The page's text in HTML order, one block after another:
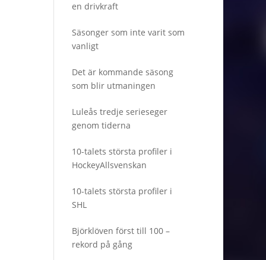
en drivkraft
Säsonger som inte varit som
vanligt
Det är kommande säsong
som blir utmaningen
Luleås tredje serieseger
genom tiderna
10-talets största profiler i
HockeyAllsvenskan
10-talets största profiler i
SHL
Björklöven först till 100 –
rekord på gång